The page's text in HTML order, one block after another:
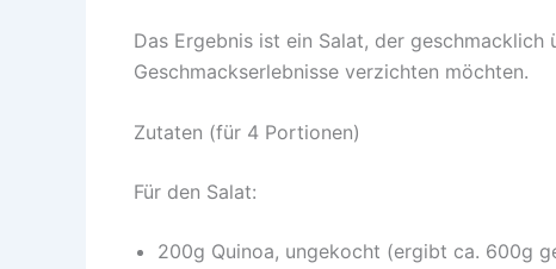
Das Ergebnis ist ein Salat, der
Geschmackserlebnisse verzichten möchten.
Zutaten (für 4 Portionen)
Für den Salat:
200g Quinoa, ungekocht (ergibt ca. 600g